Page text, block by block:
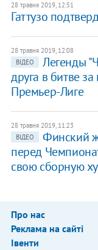
28 травня 2019, 12:51
Гаттузо
28 травня 2019, 12:08
ВІДЕО
Легенды
друга в битве
Премьер-Лиге
28 травня 2019, 11:23
ВІДЕО
Финский
перед
свою сборную
Про нас
Реклама на сайті
Івенти